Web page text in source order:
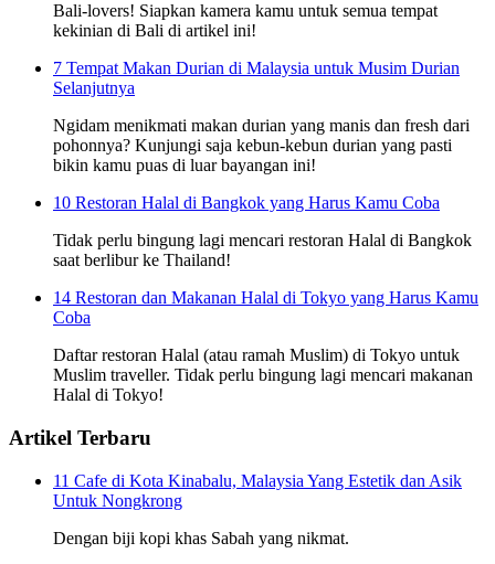
Bali-lovers! Siapkan kamera kamu untuk semua tempat
kekinian di Bali di artikel ini!
7 Tempat Makan Durian di Malaysia untuk Musim Durian
Selanjutnya
Ngidam menikmati makan durian yang manis dan fresh dari
pohonnya? Kunjungi saja kebun-kebun durian yang pasti
bikin kamu puas di luar bayangan ini!
10 Restoran Halal di Bangkok yang Harus Kamu Coba
Tidak perlu bingung lagi mencari restoran Halal di Bangkok
saat berlibur ke Thailand!
14 Restoran dan Makanan Halal di Tokyo yang Harus Kamu
Coba
Daftar restoran Halal (atau ramah Muslim) di Tokyo untuk
Muslim traveller. Tidak perlu bingung lagi mencari makanan
Halal di Tokyo!
Artikel Terbaru
11 Cafe di Kota Kinabalu, Malaysia Yang Estetik dan Asik
Untuk Nongkrong
Dengan biji kopi khas Sabah yang nikmat.